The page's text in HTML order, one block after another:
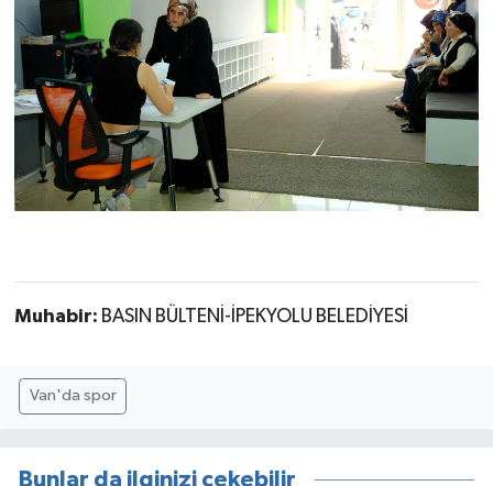
Muhabir: BASIN BÜLTENİ-İPEKYOLU BELEDİYESİ
Van'da spor
Bunlar da ilginizi çekebilir